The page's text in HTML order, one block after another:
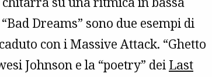
Dreams” sono due esempi di
con i Massive Attack. “Ghetto
Johnson e la “poetry” dei Last